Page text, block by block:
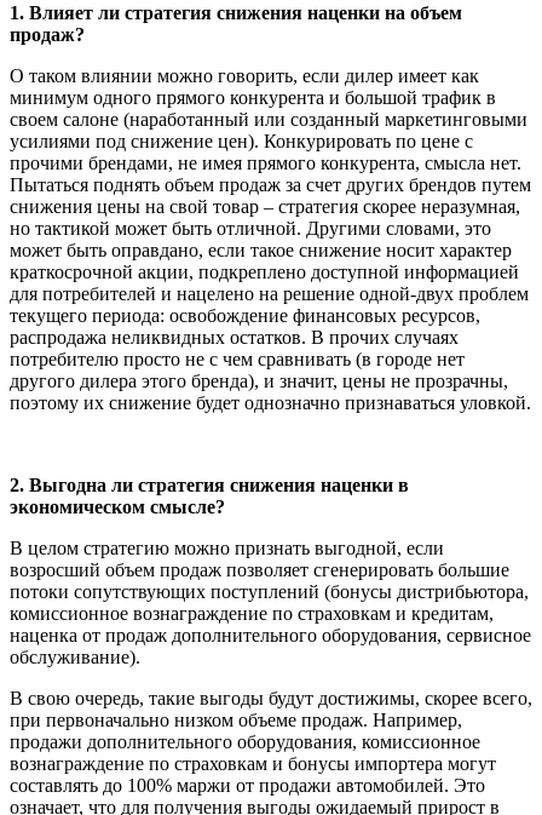
1. Влияет ли стратегия снижения наценки на объем
продаж?
О таком влиянии можно говорить, если дилер имеет как
минимум одного прямого конкурента и большой трафик в
своем салоне (наработанный или созданный маркетинговыми
усилиями под снижение цен). Конкурировать по цене с
прочими брендами, не имея прямого конкурента, смысла нет.
Пытаться поднять объем продаж за счет других брендов путем
снижения цены на свой товар – стратегия скорее неразумная,
но тактикой может быть отличной. Другими словами, это
может быть оправдано, если такое снижение носит характер
краткосрочной акции, подкреплено доступной информацией
для потребителей и нацелено на решение одной-двух проблем
текущего периода: освобождение финансовых ресурсов,
распродажа неликвидных остатков. В прочих случаях
потребителю просто не с чем сравнивать (в городе нет
другого дилера этого бренда), и значит, цены не прозрачны,
поэтому их снижение будет однозначно признаваться уловкой.
2. Выгодна ли стратегия снижения наценки в
экономическом смысле?
В целом стратегию можно признать выгодной, если
возросший объем продаж позволяет сгенерировать большие
потоки сопутствующих поступлений (бонусы дистрибьютора,
комиссионное вознаграждение по страховкам и кредитам,
наценка от продаж дополнительного оборудования, сервисное
обслуживание).
В свою очередь, такие выгоды будут достижимы, скорее всего,
при первоначально низком объеме продаж. Например,
продажи дополнительного оборудования, комиссионное
вознаграждение по страховкам и бонусы импортера могут
составлять до 100% маржи от продажи автомобилей. Это
означает, что для получения выгоды ожидаемый прирост в